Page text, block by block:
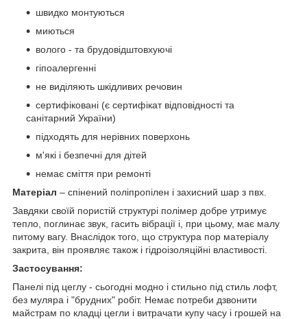
швидко монтуються
миються
волого - та брудовідштовхуючі
гіпоалергенні
не виділяють шкідливих речовин
сертифіковані (є сертифікат відповідності та
санітарний України)
підходять для нерівних поверхонь
м'які і безпечні для дітей
немає сміття при ремонті
Матеріал – спінений поліпропілен і захисний шар з пвх.
Завдяки своїй пористій структурі полімер добре утримує
тепло, поглинає звук, гасить вібрації і, при цьому, має малу
питому вагу. Внаслідок того, що структура пор матеріалу
закрита, він проявляє також і гідроізоляційні властивості.
Застосування:
Панелі під цеглу - сьогодні модно і стильно під стиль лофт,
без муляра і "брудних" робіт. Немає потреби дзвонити
майстрам по кладці цегли і витрачати купу часу і грошей на